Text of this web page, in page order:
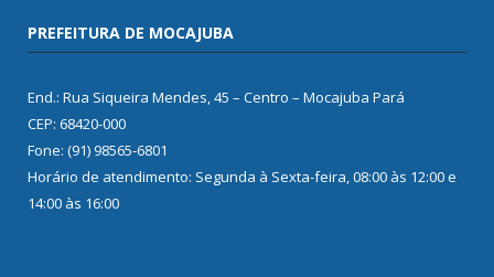
PREFEITURA DE MOCAJUBA
End.: Rua Siqueira Mendes, 45 – Centro – Mocajuba Pará
CEP: 68420-000
Fone: (91) 98565-6801
Horário de atendimento: Segunda à Sexta-feira, 08:00 às 12:00 e
14:00 às 16:00